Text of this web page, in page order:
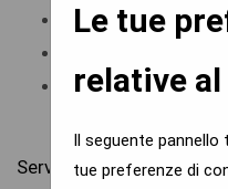
Le tue
relative
Il seguente pannello
tue preferenze di
Visite/consulenze
possibilità di
Servizi di natura